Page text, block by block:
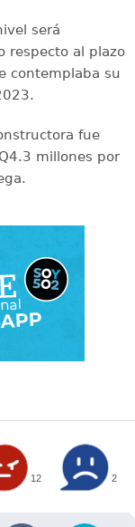
será
respecto al plazo
contemplaba su
fue
millones por
12 2